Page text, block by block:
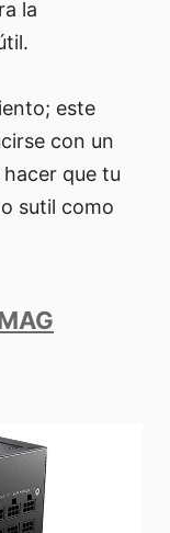
la
este
con un
que tu
sutil como